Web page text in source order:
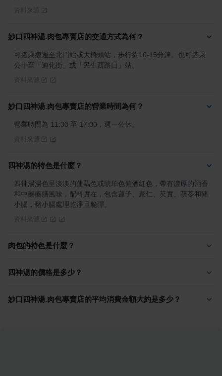
妙口四神湯.肉包專賣店的交通方式為何？
可搭乘捷運至北門站或大橋頭站，步行約10-15分鐘。也可搭乘
公車至「迪化街」或「民生西路口」站。
妙口四神湯.肉包專賣店的營業時間為何？
營業時間為 11:30 至 17:00，週一公休。
四神湯的特色是什麼？
四神湯湯色呈淡淡的蓮藕色或琥珀色偏酒紅色，帶有濃厚的酒香
和中藥藥膳風味，配料實在，包含蓮子、薏仁、芡實、茯苓和豬
小腸，豬小腸處理乾淨且脆彈。
肉包的特色是什麼？
四神湯的價格是多少？
妙口四神湯.肉包專賣店的平均消費金額大約是多少？